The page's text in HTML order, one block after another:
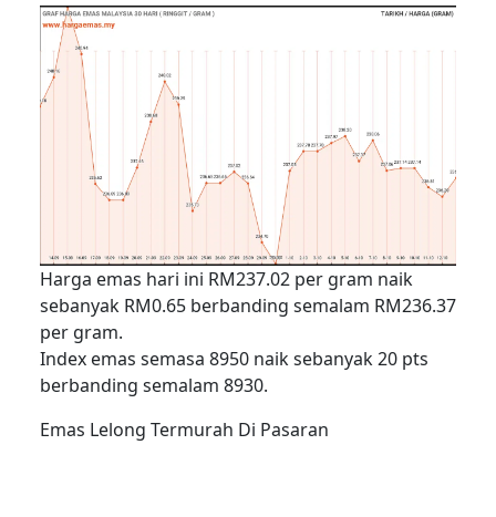
Harga emas hari ini RM237.02 per gram naik
sebanyak RM0.65 berbanding semalam RM236.37
per gram.
Index emas semasa 8950 naik sebanyak 20 pts
berbanding semalam 8930.
Emas Lelong Termurah Di Pasaran